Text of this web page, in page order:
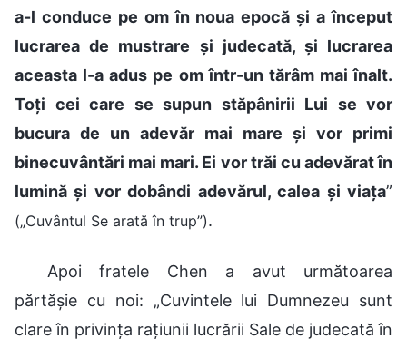
a-l conduce pe om în noua epocă și a început
lucrarea de mustrare și judecată, și lucrarea
aceasta l-a adus pe om într-un tărâm mai înalt.
Toți cei care se supun stăpânirii Lui se vor
bucura de un adevăr mai mare și vor primi
binecuvântări mai mari. Ei vor trăi cu adevărat în
lumină și vor dobândi adevărul, calea și viața”
(„Cuvântul Se arată în trup”).
Apoi fratele Chen a avut următoarea
părtășie cu noi: „Cuvintele lui Dumnezeu sunt
clare în privința rațiunii lucrării Sale de judecată în